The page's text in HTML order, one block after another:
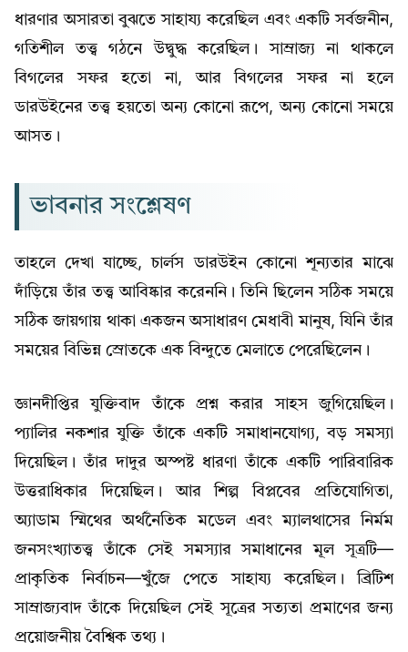
ধারণার অসারতা বুঝতে সাহায্য করেছিল এবং একটি সর্বজনীন,
গতিশীল তত্ত্ব গঠনে উদ্বুদ্ধ করেছিল। সাম্রাজ্য না থাকলে
বিগলের সফর হতো না, আর বিগলের সফর না হলে
ডারউইনের তত্ত্ব হয়তো অন্য কোনো রূপে, অন্য কোনো সময়ে
আসত।
ভাবনার সংশ্লেষণ
তাহলে দেখা যাচ্ছে, চার্লস ডারউইন কোনো শূন্যতার মাঝে
দাঁড়িয়ে তাঁর তত্ত্ব আবিষ্কার করেননি। তিনি ছিলেন সঠিক সময়ে
সঠিক জায়গায় থাকা একজন অসাধারণ মেধাবী মানুষ, যিনি তাঁর
সময়ের বিভিন্ন স্রোতকে এক বিন্দুতে মেলাতে পেরেছিলেন।
জ্ঞানদীপ্তির যুক্তিবাদ তাঁকে প্রশ্ন করার সাহস জুগিয়েছিল।
প্যালির নকশার যুক্তি তাঁকে একটি সমাধানযোগ্য, বড় সমস্যা
দিয়েছিল। তাঁর দাদুর অস্পষ্ট ধারণা তাঁকে একটি পারিবারিক
উত্তরাধিকার দিয়েছিল। আর শিল্প বিপ্লবের প্রতিযোগিতা,
অ্যাডাম স্মিথের অর্থনৈতিক মডেল এবং ম্যালথাসের নির্মম
জনসংখ্যাতত্ত্ব তাঁকে সেই সমস্যার সমাধানের মূল সূত্রটি—
প্রাকৃতিক নির্বাচন—খুঁজে পেতে সাহায্য করেছিল। ব্রিটিশ
সাম্রাজ্যবাদ তাঁকে দিয়েছিল সেই সূত্রের সত্যতা প্রমাণের জন্য
প্রয়োজনীয় বৈশ্বিক তথ্য।